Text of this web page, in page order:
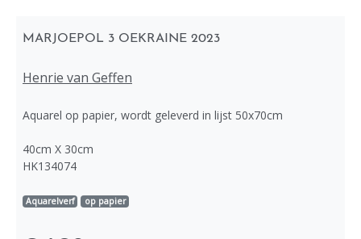
MARJOEPOL 3 OEKRAINE 2023
Henrie van Geffen
Aquarel op papier, wordt geleverd in lijst 50x70cm
40cm X 30cm
HK134074
Aquarelverf op papier